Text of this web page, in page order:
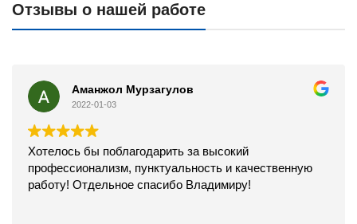
Отзывы о нашей работе
Аманжол Мурзагулов
2022-01-03
Хотелось бы поблагодарить за высокий
профессионализм, пунктуальность и качественную
работу! Отдельное спасибо Владимиру!